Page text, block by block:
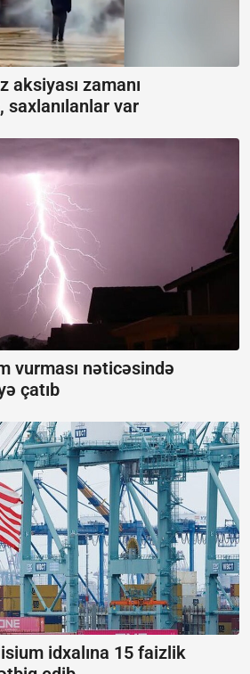
zamanı
var
vurması nəticəsində
çatıb
idxalına 15 faizlik